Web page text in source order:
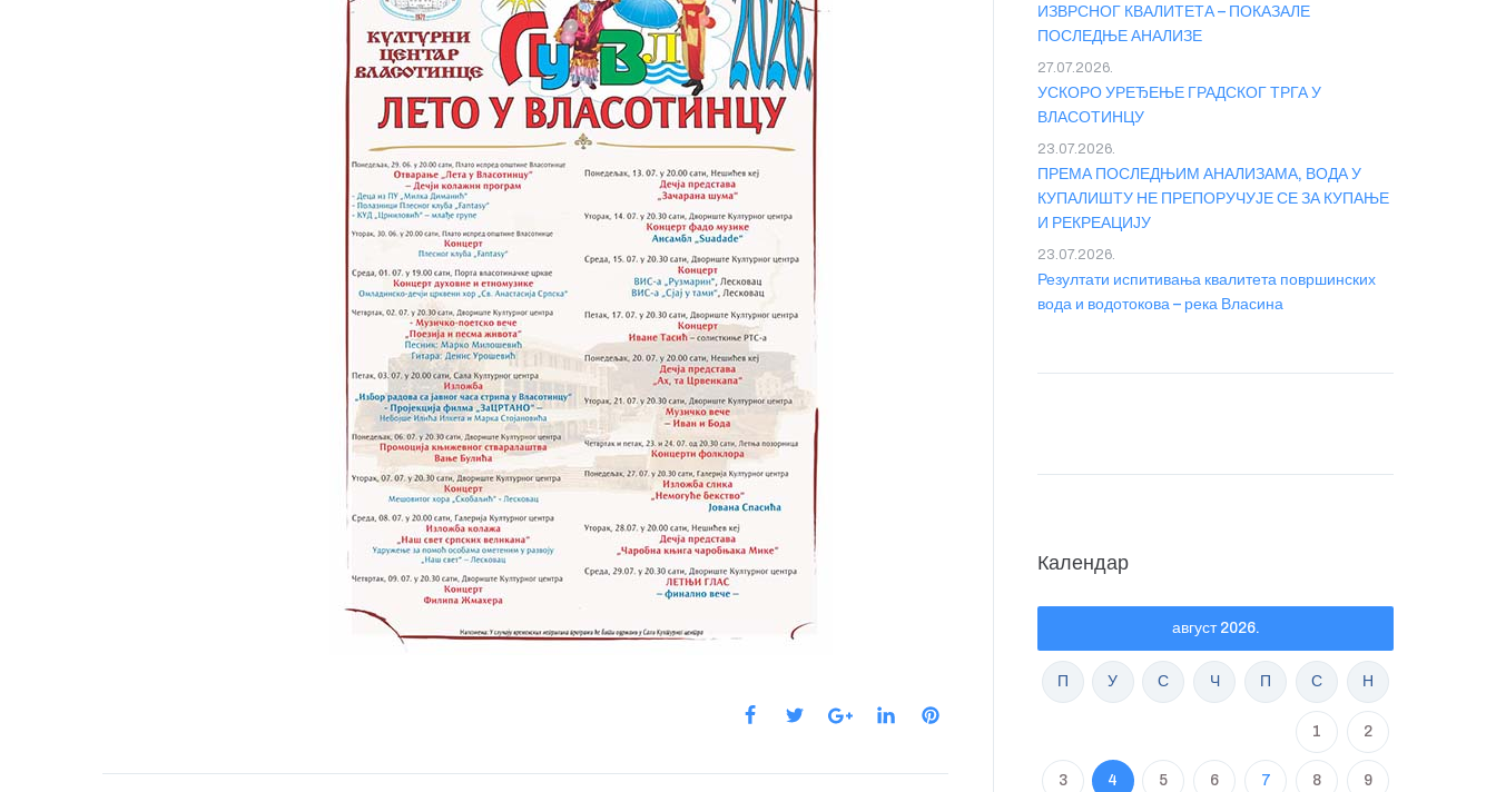
ИЗВРСНОГ КВАЛИТЕТА – ПОКАЗАЛЕ
ПОСЛЕДЊЕ АНАЛИЗЕ
УСКОРО УРЕЂЕЊЕ ГРАДСКОГ ТРГА У
ВЛАСОТИНЦУ
27.07.2026.
ПРЕМА ПОСЛЕДЊИМ АНАЛИЗАМА, ВОДА У
КУПАЛИШТУ НЕ ПРЕПОРУЧУЈЕ СЕ ЗА КУПАЊЕ
И РЕКРЕАЦИЈУ
23.07.2026.
Резултати испитивања квалитета површинских
вода и водотокова – река Власина
23.07.2026.
Календар
август 2026.
П У С Ч П С Н
1 2
3 4 5 6 7 8 9